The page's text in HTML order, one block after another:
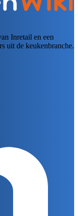
Inretail en een
uit de keukenbranche.